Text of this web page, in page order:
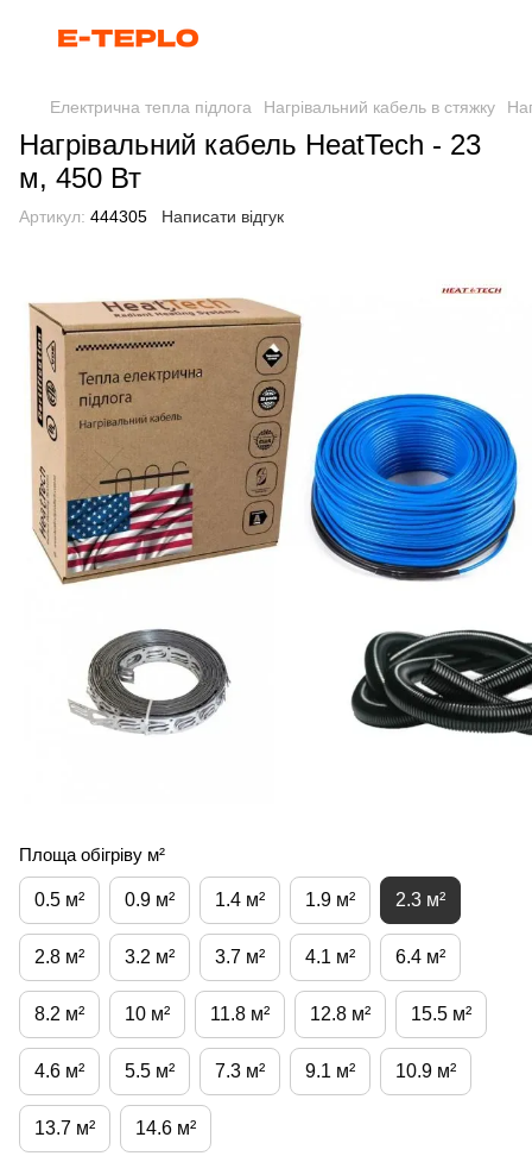
Електрична тепла підлога Нагрівальний кабель в стяжку
Нагрівальний кабель HeatTech - 23
м, 450 Вт
Артикул: 444305 Написати відгук
Площа обігріву м²
0.5 м² 0.9 м² 1.4 м² 1.9 м² 2.3 м²
2.8 м² 3.2 м² 3.7 м² 4.1 м² 6.4 м²
8.2 м² 10 м² 11.8 м² 12.8 м² 15.5 м²
4.6 м² 5.5 м² 7.3 м² 9.1 м² 10.9 м²
13.7 м² 14.6 м²